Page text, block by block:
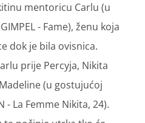
mentoricu Carlu (u
- Fame), ženu koja
dok je bila ovisnica.
prije Percyja, Nikita
(u gostujućoj
- La Femme Nikita, 24).